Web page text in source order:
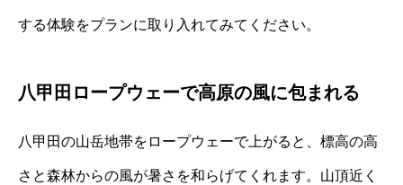
する体験をプランに取り入れてみてください。
八甲田ロープウェーで高原の風に包まれる
八甲田の山岳地帯をロープウェーで上がると、標高の高
さと森林からの風が暑さを和らげてくれます。山頂近く